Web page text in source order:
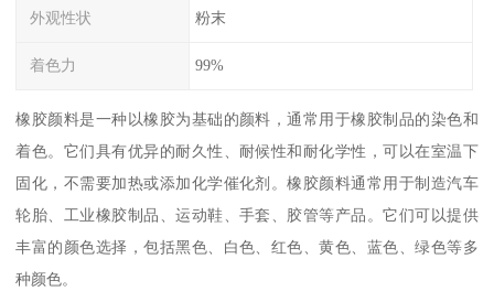
外观性状 粉末
着色力 99%
橡胶颜料是一种以橡胶为基础的颜料，通常用于橡胶制品的染色和
着色。它们具有优异的耐久性、耐候性和耐化学性，可以在室温下
固化，不需要加热或添加化学催化剂。橡胶颜料通常用于制造汽车
轮胎、工业橡胶制品、运动鞋、手套、胶管等产品。它们可以提供
丰富的颜色选择，包括黑色、白色、红色、黄色、蓝色、绿色等多
种颜色。